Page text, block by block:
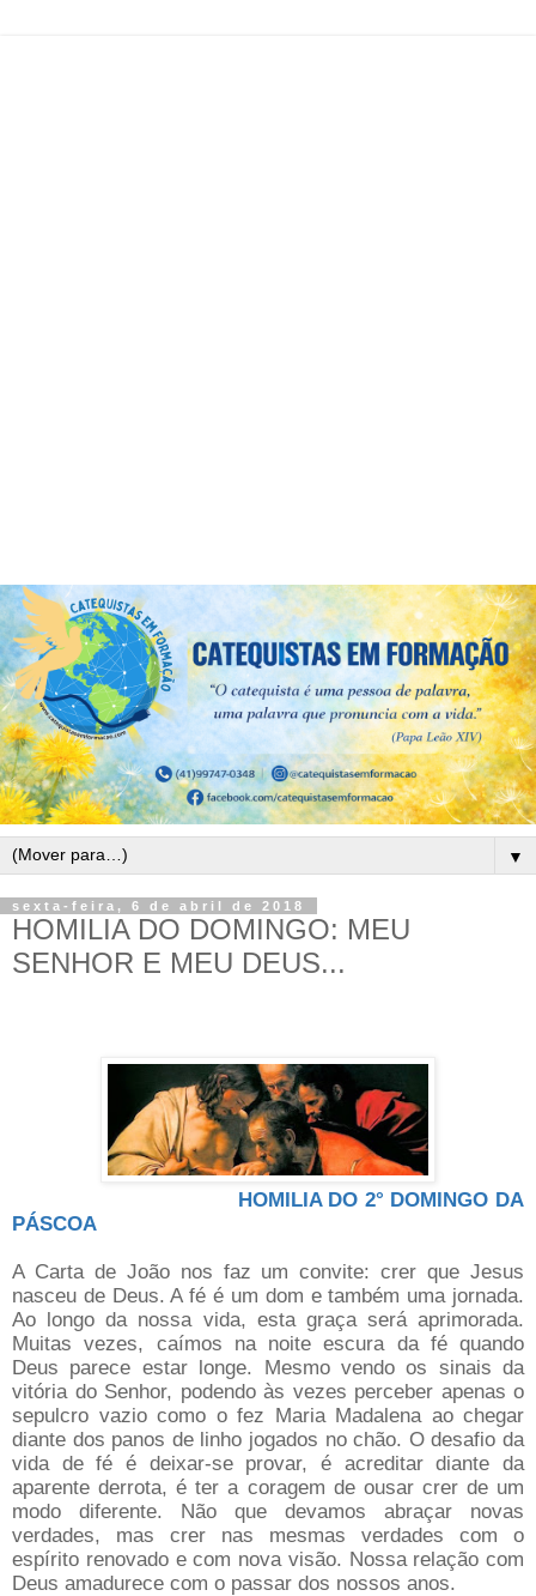
▼
sexta-feira, 6 de abril de 2018
HOMILIA DO DOMINGO: MEU
SENHOR E MEU DEUS...
HOMILIA DO 2° DOMINGO DA
PÁSCOA
A Carta de João nos faz um convite: crer que Jesus
nasceu de Deus. A fé é um dom e também uma jornada.
Ao longo da nossa vida, esta graça será aprimorada.
Muitas vezes, caímos na noite escura da fé quando
Deus parece estar longe. Mesmo vendo os sinais da
vitória do Senhor, podendo às vezes perceber apenas o
sepulcro vazio como o fez Maria Madalena ao chegar
diante dos panos de linho jogados no chão. O desafio da
vida de fé é deixar-se provar, é acreditar diante da
aparente derrota, é ter a coragem de ousar crer de um
modo diferente. Não que devamos abraçar novas
verdades, mas crer nas mesmas verdades com o
espírito renovado e com nova visão. Nossa relação com
Deus amadurece com o passar dos nossos anos.